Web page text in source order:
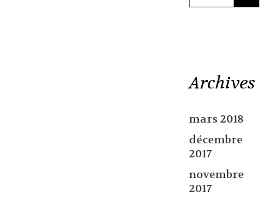
Archives
mars 2018
décembre
2017
novembre
2017